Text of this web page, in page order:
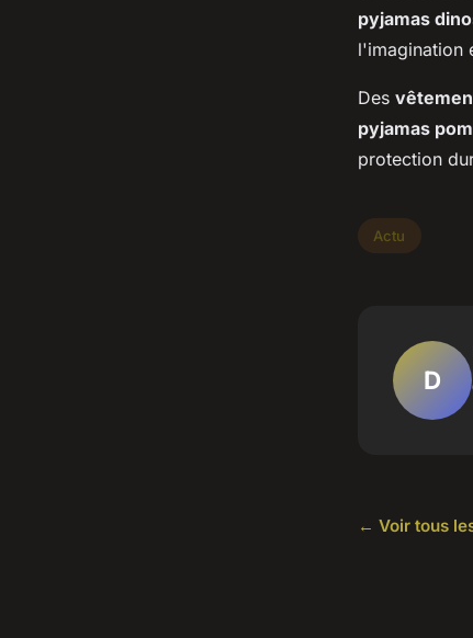
pyjamas
l'imagination
Des
pyjamas
protection
Actu
D
← Voir tous